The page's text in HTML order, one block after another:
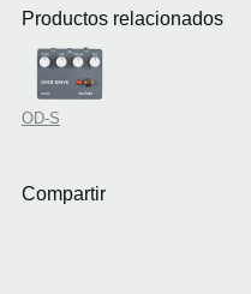
Productos relacionados
OD-S
Compartir